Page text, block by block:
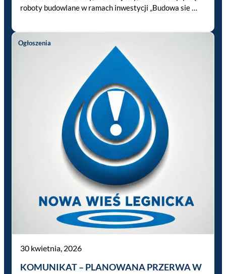
roboty budowlane w ramach inwestycji „Budowa sie …
Ogłoszenia
30 kwietnia, 2026
KOMUNIKAT – PLANOWANA PRZERWA W